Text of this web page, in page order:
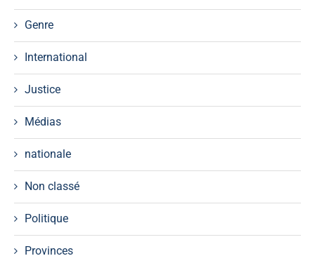
Genre
International
Justice
Médias
nationale
Non classé
Politique
Provinces